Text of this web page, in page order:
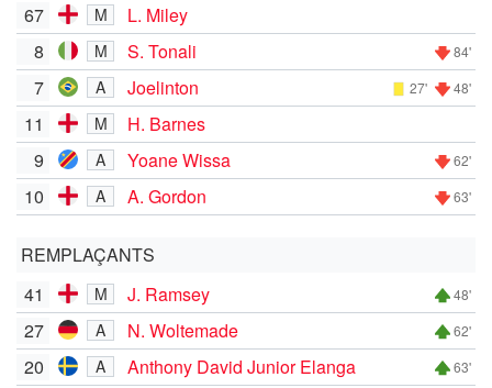
67
M
L. Miley
8
M S. Tonali 84'
7 A Joelinton 27' 48'
11 M
H. Barnes
9
A Yoane Wissa 62'
10 A A. Gordon 63'
REMPLAÇANTS
41
M J. Ramsey 48'
27 A N. Woltemade 62'
20 A Anthony David Junior Elanga 63'